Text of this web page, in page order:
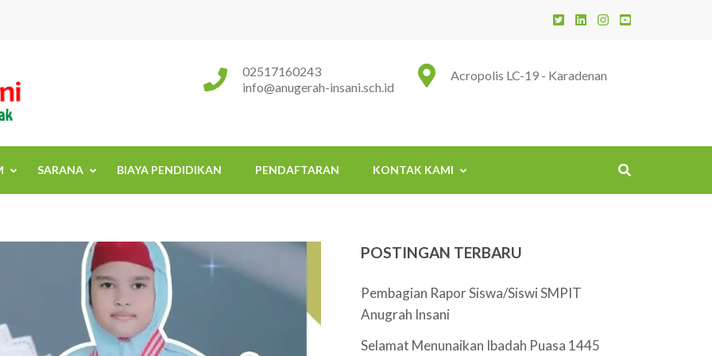
Sekolah Islam Terpadu Anugerah Insani Acropolis LC-19 - Karadenan
02517160243
info@anugerah-insani.sch.id
SARANA BIAYA PENDIDIKAN PENDAFTARAN KONTAK KAMI
POSTINGAN TERBARU
Pembagian Rapor Siswa/Siswi SMPIT
Anugrah Insani
Selamat Menunaikan Ibadah Puasa 1445